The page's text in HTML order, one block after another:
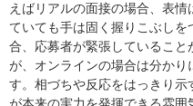
えばリアルの面接の場合、表情
ていても手は固く握りこぶしを
合、応募者が緊張していること
が、オンラインの場合は分かり
す。相づちや反応をはっきり示